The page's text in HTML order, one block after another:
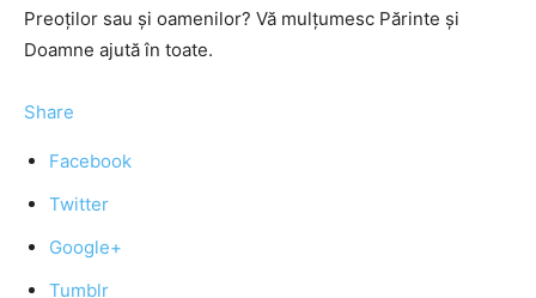
Preoţilor sau şi oamenilor? Vă mulţumesc Părinte şi
Doamne ajută în toate.
Share
Facebook
Twitter
Google+
Tumblr